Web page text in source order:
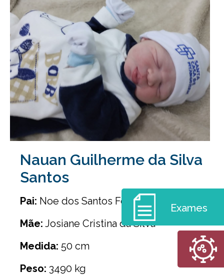
Nauan Guilherme da Silva
Santos
Pai: Noe dos Santos Ferreira
Mãe: Josiane Cristina da Silva
Medida: 50 cm
Peso: 3490 kg
Exames